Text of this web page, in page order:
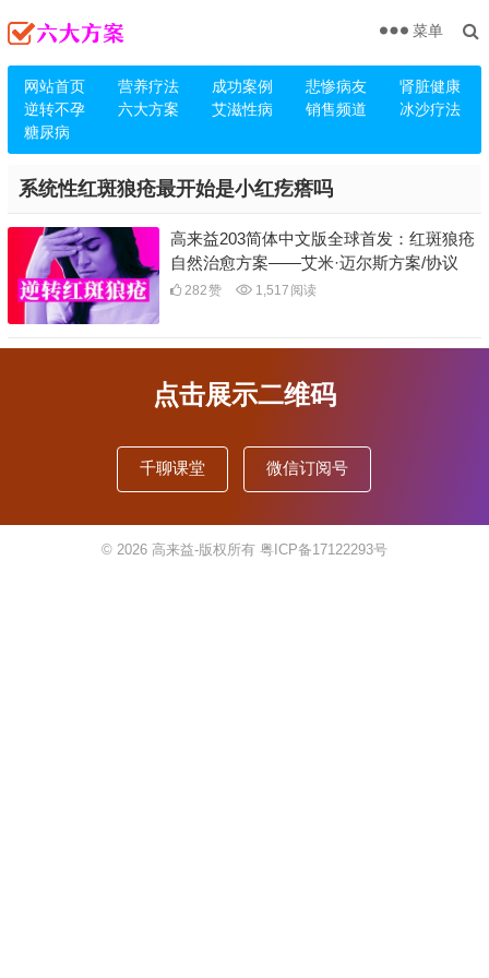
网站首页 营养疗法 成功案例 悲惨病友
肾脏健康
逆转不孕
六大方案 艾滋性病 销售频道
冰沙疗法
糖尿病
菜单
系统性红斑狼疮最开始是小红疙瘩吗
高来益203简体中文版全球首发：红斑狼疮
自然治愈方案——艾米·迈尔斯方案/协议
282赞 1,517 阅读
点击展示二维码
千聊课堂 微信订阅号
© 2026 高来益-版权所有 粤ICP备17122293号